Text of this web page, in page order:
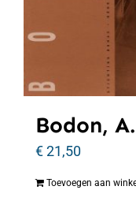
Bodon, A.
€21,50
Toevoegen aan